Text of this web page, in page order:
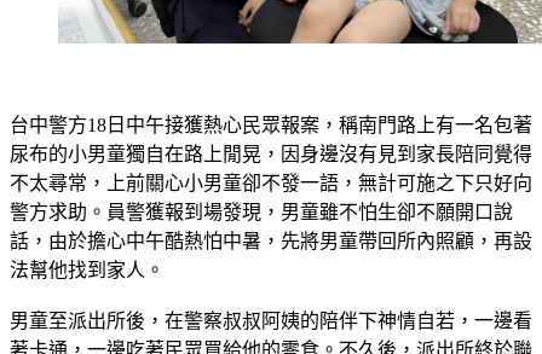
尿布的小男童獨自在路上閒晃，因身邊沒有見到家長陪同覺得
不太尋常，上前關心小男童卻不發一語，無計可施之下只好向
警方求助。員警獲報到場發現，男童雖不怕生卻不願開口說
話，由於擔心中午酷熱怕中暑，先將男童帶回所內照顧，再設
法幫他找到家人。
著卡通，一邊吃著民眾買給他的零食。不久後，派出所終於聯
繫上男童的媽媽許姓女子，其母也正趕往派出所的途中，她對